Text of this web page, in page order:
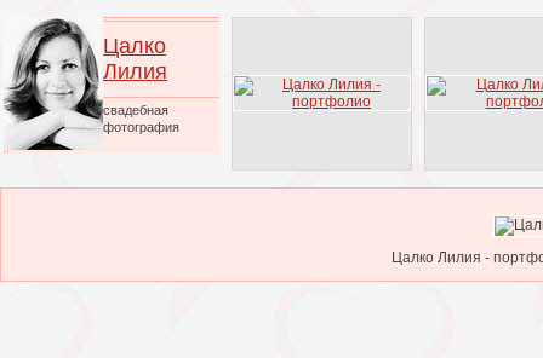
Цалко
Лилия
свадебная
фотография
Цалко Лилия -